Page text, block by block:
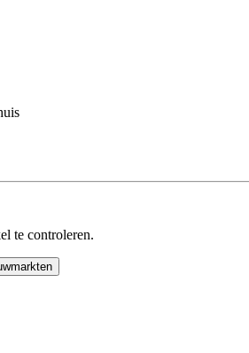
te controleren.